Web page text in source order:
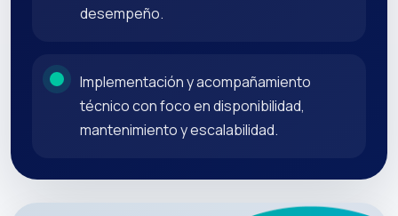
desempeño.
Implementación y acompañamiento
técnico con foco en disponibilidad,
mantenimiento y escalabilidad.